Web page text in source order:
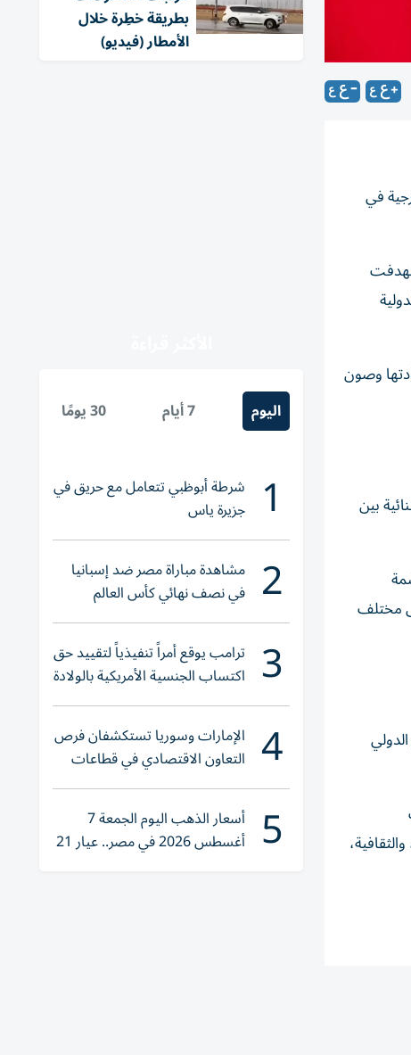
في
وصون
بين
مختلف
بطريقة خطِرة خلال
الأمطار (فيديو)
اليوم 7 أيام 30 يومًا
1 شرطة أبوظبي تتعامل مع حريق في
جزيرة ياس
2 مشاهدة مباراة مصر ضد إسبانيا
في نصف نهائي كأس العالم
لناشئات اليد 2026
3 ترامب يوقع أمراً تنفيذياً لتقييد حق
اكتساب الجنسية الأمريكية بالولادة
4 الإمارات وسوريا تستكشفان فرص
التعاون الاقتصادي في قطاعات
حيوية
5 أسعار الذهب اليوم الجمعة 7
أغسطس 2026 في مصر.. عيار 21